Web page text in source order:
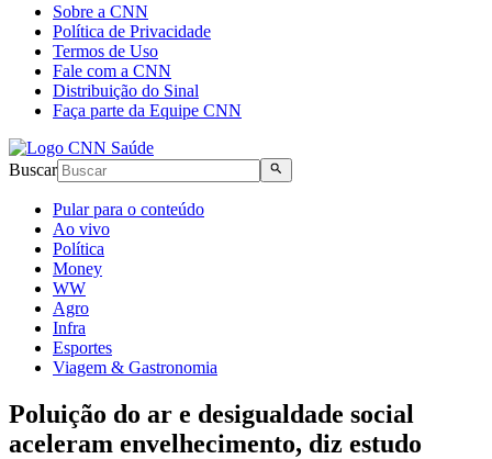
Sobre a CNN
Política de Privacidade
Termos de Uso
Fale com a CNN
Distribuição do Sinal
Faça parte da Equipe CNN
Buscar
Pular para o conteúdo
Ao vivo
Política
Money
WW
Agro
Infra
Esportes
Viagem & Gastronomia
Poluição do ar e desigualdade social
aceleram envelhecimento, diz estudo